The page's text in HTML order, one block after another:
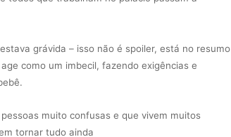
grávida – isso não é spoiler, está no resumo
como um imbecil, fazendo exigências e
muito confusas e que vivem muitos
tornar tudo ainda